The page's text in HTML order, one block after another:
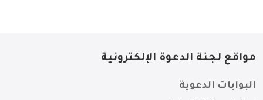
مواقع لجنة الدعوة الإلكترونية
البوابات الدعوية